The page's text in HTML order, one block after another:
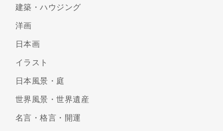
建築・ハウジング
洋画
日本画
イラスト
日本風景・庭
世界風景・世界遺産
名言・格言・開運